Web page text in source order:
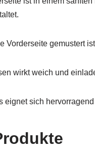
Vorderseite gemustert
wirkt weich und
eignet sich